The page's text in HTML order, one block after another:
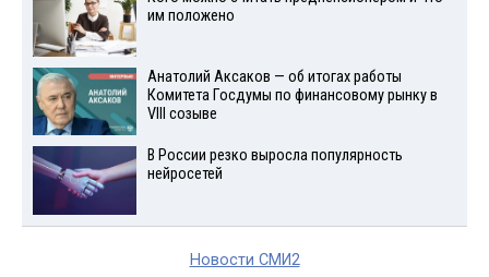
им положено
Анатолий Аксаков — об итогах работы
Комитета Госдумы по финансовому рынку в
VIII созыве
В России резко выросла популярность
нейросетей
Новости СМИ2